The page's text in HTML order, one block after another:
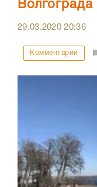
29.03.202020:36
Комментарии